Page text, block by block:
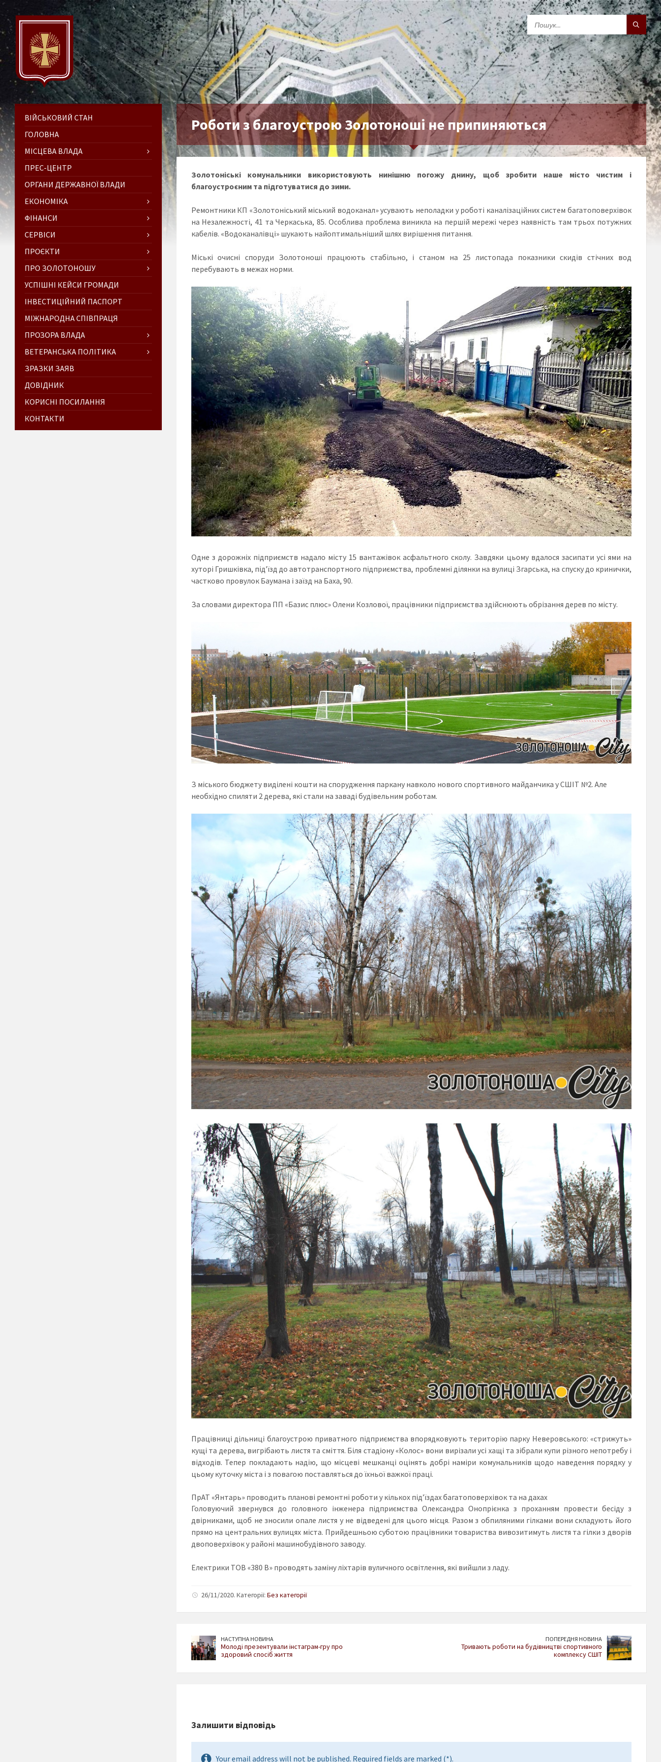
Роботи з благоустрою Золотоноші не припиняються
Золотоніські комунальники використовують нинішню погожу днину, щоб зробити наше місто чистим і
благоустроєним та підготуватися до зими.
Ремонтники КП «Золотоніський міський водоканал» усувають неполадки у роботі каналізаційних систем багатоповерхівок
на Незалежності, 41 та Черкаська, 85. Особлива проблема виникла на першій мережі через наявність там трьох потужних
кабелів. «Водоканалівці» шукають найоптимальніший шлях вирішення питання.
Міські очисні споруди Золотоноші працюють стабільно, і станом на 25 листопада показники скидів стічних вод
перебувають в межах норми.
Одне з дорожніх підприємств надало місту 15 вантажівок асфальтного сколу. Завдяки цьому вдалося засипати усі ями на
хуторі Гришківка, під’їзд до автотранспортного підприємства, проблемні ділянки на вулиці Згарська, на спуску до кринички,
частково провулок Баумана і заїзд на Баха, 90.
За словами директора ПП «Базис плюс» Олени Козлової, працівники підприємства здійснюють обрізання дерев по місту.
З міського бюджету виділені кошти на спорудження паркану навколо нового спортивного майданчика у СШІТ №2. Але
необхідно спиляти 2 дерева, які стали на заваді будівельним роботам.
Працівниці дільниці благоустрою приватного підприємства впорядковують територію парку Неверовського: «стрижуть»
кущі та дерева, вигрібають листя та сміття. Біля стадіону «Колос» вони вирізали усі хащі та зібрали купи різного непотребу і
відходів. Тепер покладають надію, що місцеві мешканці оцінять добрі наміри комунальників щодо наведення порядку у
цьому куточку міста і з повагою поставляться до їхньої важкої праці.
ПрАТ «Янтарь» проводить планові ремонтні роботи у кількох під’їздах багатоповерхівок та на дахах
Головуючий звернувся до головного інженера підприємства Олександра Онопрієнка з проханням провести бесіду з
двірниками, щоб не зносили опале листя у не відведені для цього місця. Разом з обпиляними гілками вони складують його
прямо на центральних вулицях міста. Прийдешньою суботою працівники товариства вивозитимуть листя та гілки з дворів
двоповерхівок у районі машинобудівного заводу.
Електрики ТОВ «380 В» проводять заміну ліхтарів вуличного освітлення, які вийшли з ладу.
26/11/2020. Категорії: Без категорії
НАСТУПНА НОВИНА
Молоді презентували інстаграм-гру про
здоровий спосіб життя
ПОПЕРЕДНЯ НОВИНА
Тривають роботи на будівництві спортивного
комплексу СШІТ
Залишити відповідь
Your email address will not be published. Required fields are marked (*).
ВІЙСЬКОВИЙ СТАН
ГОЛОВНА
МІСЦЕВА ВЛАДА
ПРЕС-ЦЕНТР
ОРГАНИ ДЕРЖАВНОЇ ВЛАДИ
ЕКОНОМІКА
ФІНАНСИ
СЕРВІСИ
ПРОЄКТИ
ПРО ЗОЛОТОНОШУ
УСПІШНІ КЕЙСИ ГРОМАДИ
ІНВЕСТИЦІЙНИЙ ПАСПОРТ
МІЖНАРОДНА СПІВПРАЦЯ
ПРОЗОРА ВЛАДА
ВЕТЕРАНСЬКА ПОЛІТИКА
ЗРАЗКИ ЗАЯВ
ДОВІДНИК
КОРИСНІ ПОСИЛАННЯ
КОНТАКТИ